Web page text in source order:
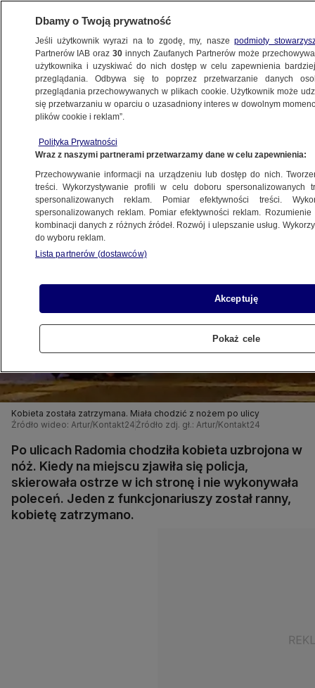
WARSZAWA
OKOLICE
14.12.2025, 09:48
Posłuchaj artykułu
Czyta lektor AI
Kobieta została zatrzymana. Miała chodzić z nożem po ulicy
Źródło wideo: Artur/Kontakt24 Źródło zdj. gł.: Artur/Kontakt24
Po ulicach Radomia chodziła kobieta uzbrojona w
nóż. Kiedy na miejscu zjawiła się policja,
skierowała ostrze w ich stronę i nie wykonywała
poleceń. Jeden z funkcjonariuszy został ranny,
kobietę zatrzymano.
Dbamy o Twoją prywatność
Jeśli użytkownik wyrazi na to zgodę, my, naszepodmioty
Partnerów IAB oraz30 innych Zaufanych Partnerów może
użytkownika i uzyskiwać do nich dostęp w celu zapewnienia
przeglądania. Odbywa się to poprzez przetwarzanie danych
przeglądania przechowywanych w plikach cookie. Użytkownik może
się przetwarzaniu w oparciu o uzasadniony interes w dowolnym
plików cookie i reklam”.
Polityka Prywatności
Wraz z naszymi partnerami przetwarzamy dane w celu zapewnienia:
Przechowywanie informacji na urządzeniu lub dostęp do nich.
treści. Wykorzystywanie profili w celu doboru spersonalizowanych
spersonalizowanych reklam. Pomiar efektywności treści.
spersonalizowanych reklam. Pomiar efektywności reklam.
kombinacji danych z różnych źródeł. Rozwój i ulepszanie usług.
do wyboru reklam.
Lista partnerów (dostawców)
Akceptuję
Pokaż cele